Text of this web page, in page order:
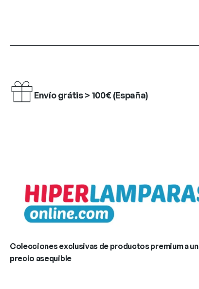
Envío grátis > 100€ (España)
Colecciones exclusivas de productos premium a un
precio asequible